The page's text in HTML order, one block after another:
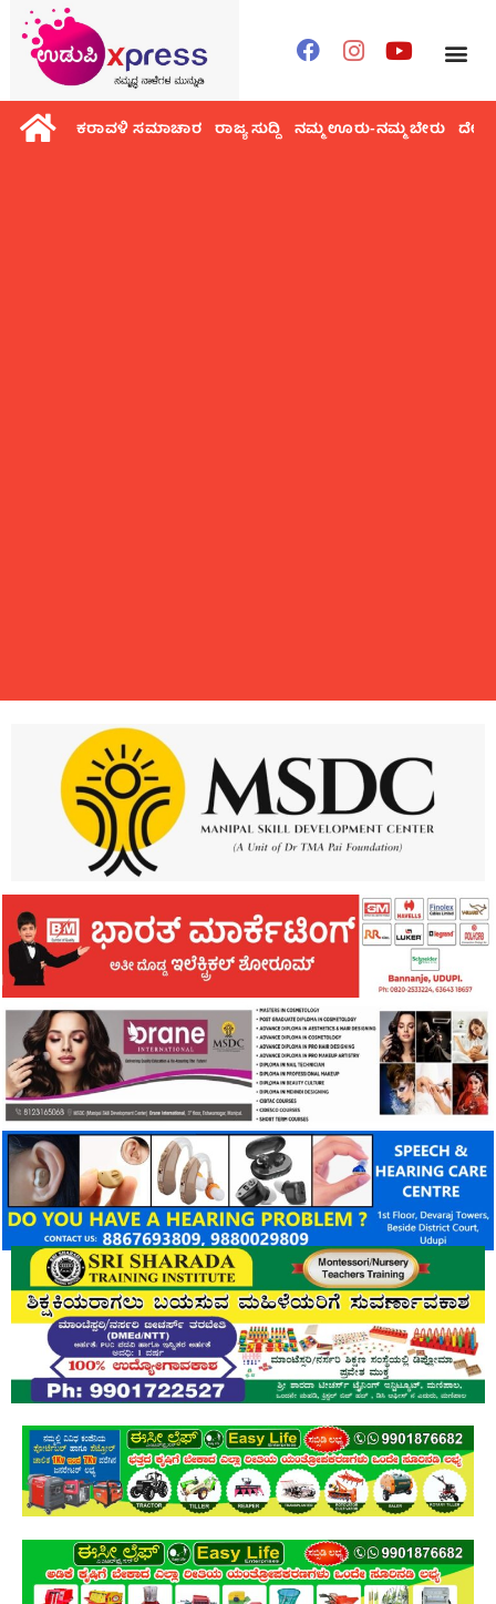
ಕರಾವಳಿ ಸಮಾಚಾರ ರಾಜ್ಯ ಸುದ್ದಿ ನಮ್ಮ ಊರು-ನಮ್ಮ ಬೇರು ದೇಶ